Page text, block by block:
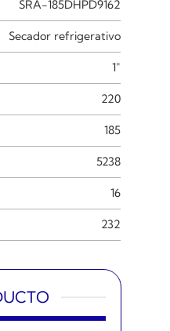
SRA-185DHPD9162
Secador refrigerativo
1"
220
185
5238
16
232